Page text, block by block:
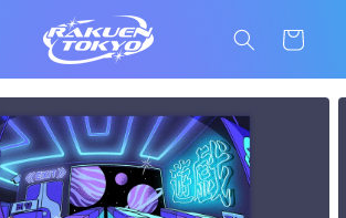
ー